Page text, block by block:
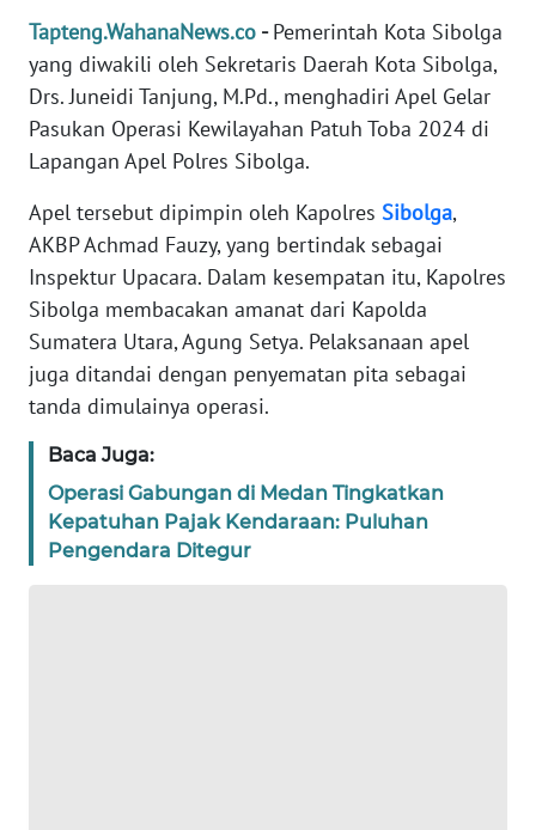
Tapteng.WahanaNews.co -Pemerintah Kota Sibolga
yang diwakili oleh Sekretaris Daerah Kota Sibolga,
Drs. Juneidi Tanjung, M.Pd., menghadiri Apel Gelar
Pasukan Operasi Kewilayahan Patuh Toba 2024 di
Lapangan Apel Polres Sibolga.
Apel tersebut dipimpin oleh Kapolres Sibolga,
AKBP Achmad Fauzy, yang bertindak sebagai
Inspektur Upacara. Dalam kesempatan itu, Kapolres
Sibolga membacakan amanat dari Kapolda
Sumatera Utara, Agung Setya. Pelaksanaan apel
juga ditandai dengan penyematan pita sebagai
tanda dimulainya operasi.
Baca Juga:
Operasi Gabungan di Medan Tingkatkan
Kepatuhan Pajak Kendaraan: Puluhan
Pengendara Ditegur
REDAKSI
KARIR
Wahana
News
Regional
WN
SUMUT
WN
WN
JABAR